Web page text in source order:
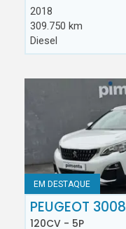
2018
309.750 km
Diesel
EM DESTAQUE
PEUGEOT 3008
120CV - 5P